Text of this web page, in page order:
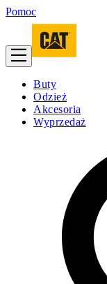
Pomoc
Buty
Odzież
Akcesoria
Wyprzedaż